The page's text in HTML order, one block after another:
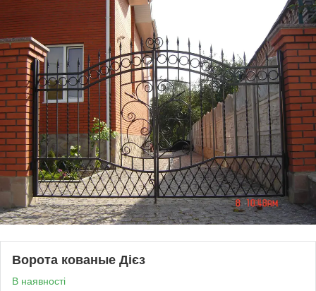
Ворота кованые Дієз
В наявності